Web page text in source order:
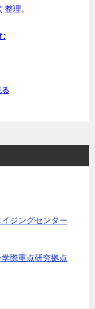
理。
ジングセンター
際重点研究拠点